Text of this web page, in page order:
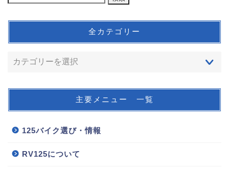
全カテゴリー
主要メニュー 一覧
125バイク選び・情報
RV125について